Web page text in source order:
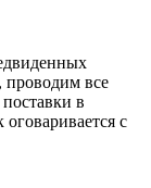
проводим все
в
с